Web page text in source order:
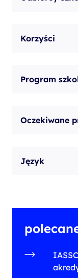
Korzyści
Program
Oczekiwane
Język